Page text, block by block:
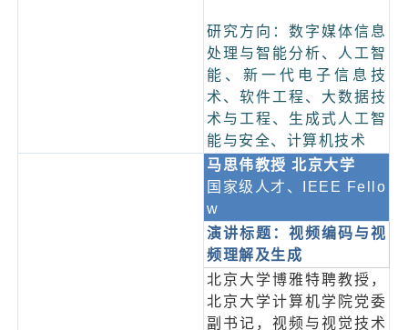
研究方向：数字媒体信息
处理与智能分析、人工智
能、新一代电子信息技
术、软件工程、大数据技
术与工程、生成式人工智
能与安全、计算机技术
马思伟教授 北京大学
国家级人才、IEEE Fello
w
演讲标题：视频编码与视
频理解及生成
北京 大学博雅特聘教授，
北京大学计算机学院党委
副书记，视频与视觉技术